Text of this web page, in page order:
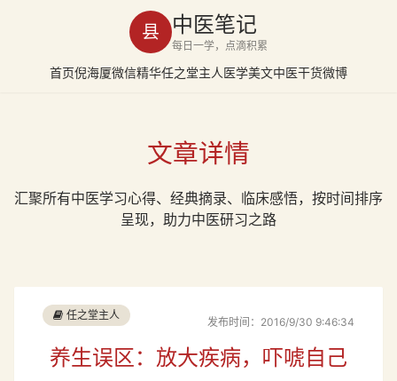
县 中医笔记
每日一学，点滴积累
首页倪海厦微信精华任之堂主人医学美文中医干货微博
文章详情
汇聚所有中医学习心得、经典摘录、临床感悟，按时间排序
呈现，助力中医研习之路
任之堂主人
发布时间：2016/9/30 9:46:34
养生误区：放大疾病，吓唬自己